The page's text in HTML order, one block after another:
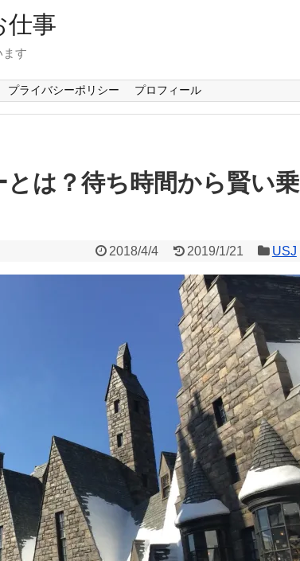
仕事
ます
プライバシーポリシー プロフィール
は？待ち時間から賢い乗
2018/4/4 2019/1/21 USJ